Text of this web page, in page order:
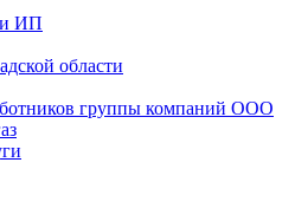
и ИП
области
группы компаний ООО